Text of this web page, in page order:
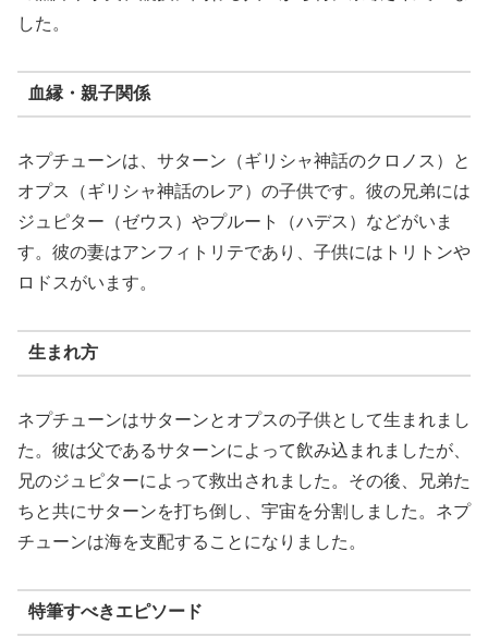
した。
血縁・親子関係
ネプチューンは、サターン（ギリシャ神話のクロノス）と
オプス（ギリシャ神話のレア）の子供です。彼の兄弟には
ジュピター（ゼウス）やプルート（ハデス）などがいま
す。彼の妻はアンフィトリテであり、子供にはトリトンや
ロドスがいます。
生まれ方
ネプチューンはサターンとオプスの子供として生まれまし
た。彼は父であるサターンによって飲み込まれましたが、
兄のジュピターによって救出されました。その後、兄弟た
ちと共にサターンを打ち倒し、宇宙を分割しました。ネプ
チューンは海を支配することになりました。
特筆すべきエピソード